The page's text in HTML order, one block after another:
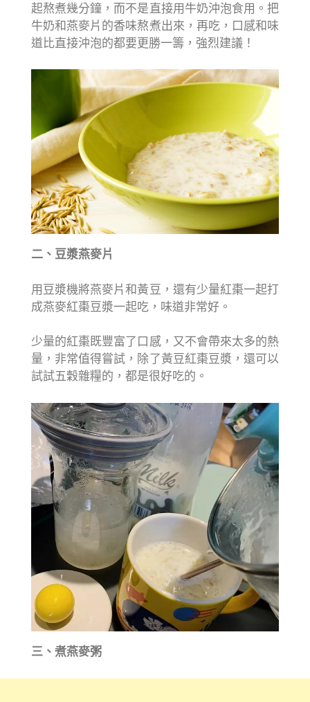
起熬煮幾分鐘，而不是直接用牛奶沖泡食用。把
牛奶和燕麥片的香味熬煮出來，再吃，口感和味
道比直接沖泡的都要更勝一籌，強烈建議！
二、豆漿燕麥片
用豆漿機將燕麥片和黃豆，還有少量紅棗一起打
成燕麥紅棗豆漿一起吃，味道非常好。
少量的紅棗既豐富了口感，又不會帶來太多的熱
量，非常值得嘗試，除了黃豆紅棗豆漿，還可以
試試五穀雜糧的，都是很好吃的。
三、煮燕麥粥